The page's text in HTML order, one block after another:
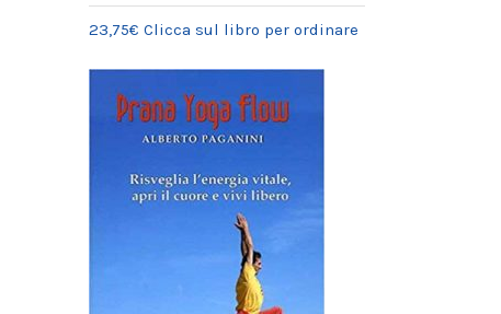
23,75€ Clicca sul libro per ordinare